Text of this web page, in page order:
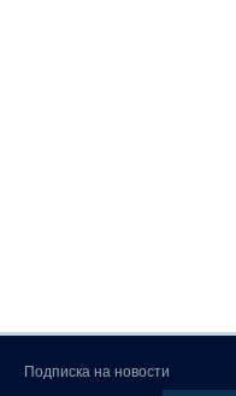
Подписка на новости